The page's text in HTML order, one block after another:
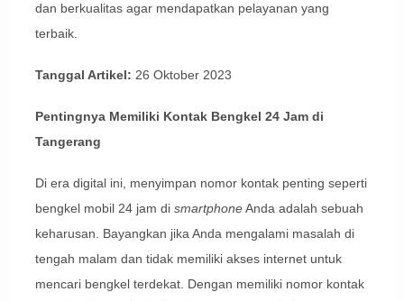
dan berkualitas agar mendapatkan pelayanan yang
terbaik.
Tanggal Artikel: 26 Oktober 2023
Pentingnya Memiliki Kontak Bengkel 24 Jam di
Tangerang
Di era digital ini, menyimpan nomor kontak penting seperti
bengkel mobil 24 jam di smartphoneAnda adalah sebuah
keharusan. Bayangkan jika Anda mengalami masalah di
tengah malam dan tidak memiliki akses internet untuk
mencari bengkel terdekat. Dengan memiliki nomor kontak